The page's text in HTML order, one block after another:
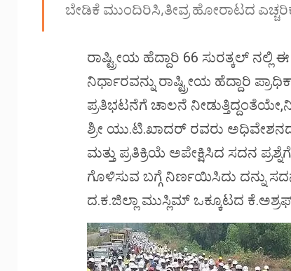
ಬೇಡಿಕೆ ಮುಂದಿರಿಸಿ,ತೀವ್ರ ಹೋರಾಟದ ಎಚ್ಚರಿಕೆ
ರಾಷ್ಟ್ರೀಯ ಹೆದ್ದಾರಿ 66 ಸುರತ್ಕಲ್
ನಿರ್ಧಾರವನ್ನು ರಾಷ್ಟ್ರೀಯ ಹೆದ್ದಾರಿ
ಪ್ರತಿಭಟನೆಗೆ ಚಾಲನೆ
ಶ್ರೀ ಯು.ಟಿ.ಖಾದರ್ ರವರು ಅಧಿವೇಶನದ
ಮತ್ತು ಪ್ರತಿಕ್ರಿಯೆ ಅಪೇಕ್ಷಿಸಿದ ಸದನ
ಗೊಳಿಸುವ ಬಗ್ಗೆ ನಿರ್ಣಯಿಸಿದು ದನ್ನು
ದ.ಕ.ಜಿಲ್ಲಾ ಮುಸ್ಲಿಮ್ ಒಕ್ಕೂಟದ